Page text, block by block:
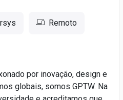
Remoto
por inovação, design e
globais, somos GPTW. Na